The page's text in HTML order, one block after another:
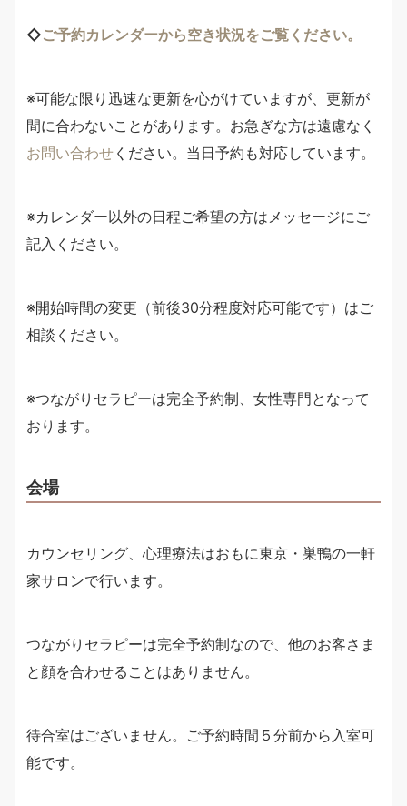
◇ご予約カレンダーから空き状況をご覧ください。
※可能な限り迅速な更新を心がけていますが、更新が
間に合わないことがあります。お急ぎな方は遠慮なく
お問い合わせ ください。当日予約も対応しています。
※カレンダー以外の日程ご希望の方はメッセージにご
記入ください。
※開始時間の変更（前後30分程度対応可能です）はご
相談ください。
※つながりセラピーは完全予約制、女性専門となって
おります。
会場
カウンセリング、心理療法はおもに東京・巣鴨の一軒
家サロンで行います。
つながりセラピーは完全予約制なので、他のお客さま
と顔を合わせることはありません。
待合室はございません。ご予約時間５分前から入室可
能です。